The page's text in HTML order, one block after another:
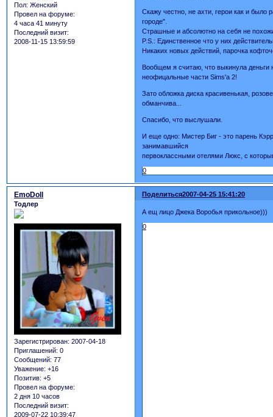
Пол: Женский
Провел на форуме:
4 часа 41 минуту
Последний визит:
2008-11-15 13:59:59
Скажу честно, не ахти, герои как и
городе".
Страшные и абсолютно на себя не
P.S.: Единственное что у них
Никаких новых действий, парочка
Вообщем я считаю, что выкинула
неофицальные части Sims'a 2!
Зато обложка диска красивенькая,
обманчива...
Спасибо, что выслушали.
И еще одно: Мистер Биг - это парень
занимавшийся
первоклассными отелями Люкс, с
0
Поделиться2007-04-25 15:41:20
EmoDoll
Тодлер
Зарегистрирован: 2007-04-18
Приглашений: 0
Сообщений: 77
Уважение: +16
Позитив: +5
Провел на форуме:
2 дня 10 часов
Последний визит:
2009-07-22 10:39:47
А ещ лицо Джека Воробья прикольное)))
0